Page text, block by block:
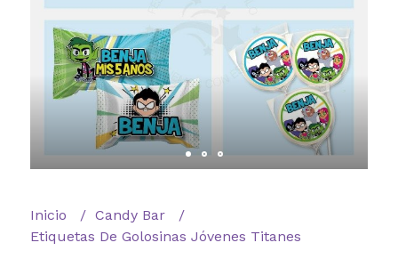
Inicio
Candy Bar
Etiquetas De Golosinas Jóvenes Titanes